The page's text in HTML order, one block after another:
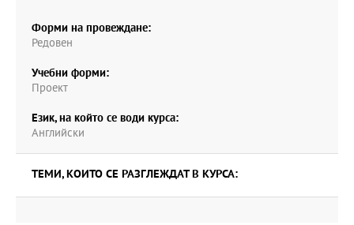
Форми на провеждане:
Редовен
Учебни форми:
Проект
Език, на който се води курса:
Английски
ТЕМИ, КОИТО СЕ РАЗГЛЕЖДАТ В КУРСА: